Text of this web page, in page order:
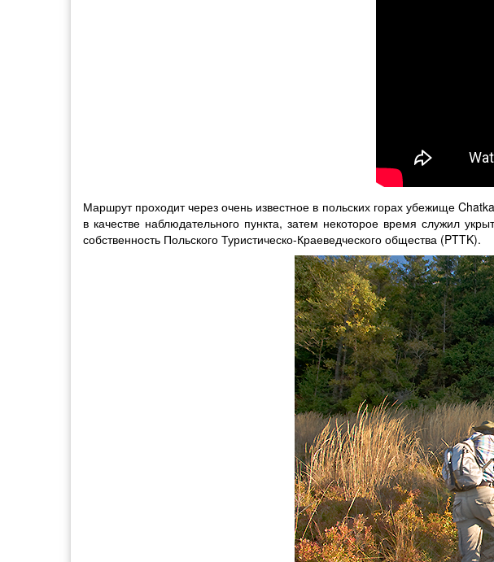
Маршрут проходит через очень известное в польских горах убежище
в качестве наблюдательного пункта, затем некоторое время служил
собственность Польского Туристическо-Краеведческого общества (PTTK).